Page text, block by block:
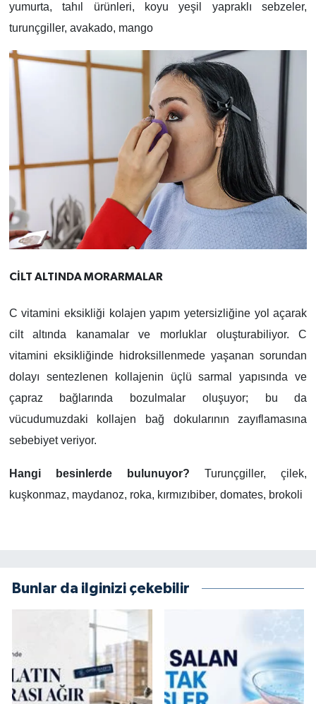
yumurta, tahıl ürünleri, koyu yeşil yapraklı sebzeler,
turunçgiller, avakado, mango
CİLT ALTINDA MORARMALAR
C vitamini eksikliği kolajen yapım yetersizliğine yol açarak
cilt altında kanamalar ve morluklar oluşturabiliyor. C
vitamini eksikliğinde hidroksillenmede yaşanan sorundan
dolayı sentezlenen kollajenin üçlü sarmal yapısında ve
çapraz bağlarında bozulmalar oluşuyor; bu da
vücudumuzdaki kollajen bağ dokularının zayıflamasına
sebebiyet veriyor.
Hangi besinlerde bulunuyor? Turunçgiller, çilek,
kuşkonmaz, maydanoz, roka, kırmızıbiber, domates, brokoli
Bunlar da ilginizi çekebilir